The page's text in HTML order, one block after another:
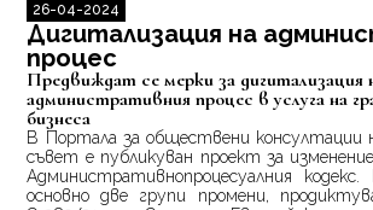
26-04-2024
Дигитализация на
процес
Предвиждат се мерки за дигитализация
административния процес в услуга на
бизнеса
В Портала за обществени консултации
съвет е публикуван проект за
Административнопроцесуалния
основно две групи промени,